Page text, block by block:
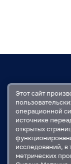
Этот сайт
операционной
источнике
открытых
исследований, в
метрических